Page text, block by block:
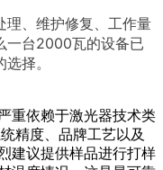
理、维护修复、工作量
一台2000瓦的设备已
择。
重依赖于激光器技术类
精度、品牌工艺以及
建议提供样品进行打样